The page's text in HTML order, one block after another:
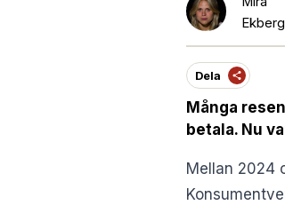
Ekberg
Dela
Många
betala. Nu
Mellan 2024